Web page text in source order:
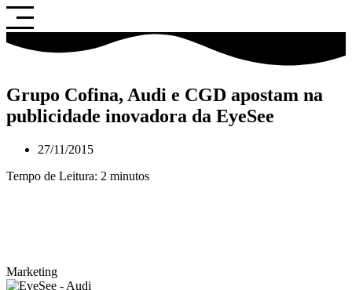
Saltar
para
o
conteúdo
Grupo Cofina, Audi e CGD apostam na
publicidade inovadora da EyeSee
27/11/2015
Tempo de Leitura: 2 minutos
Marketing